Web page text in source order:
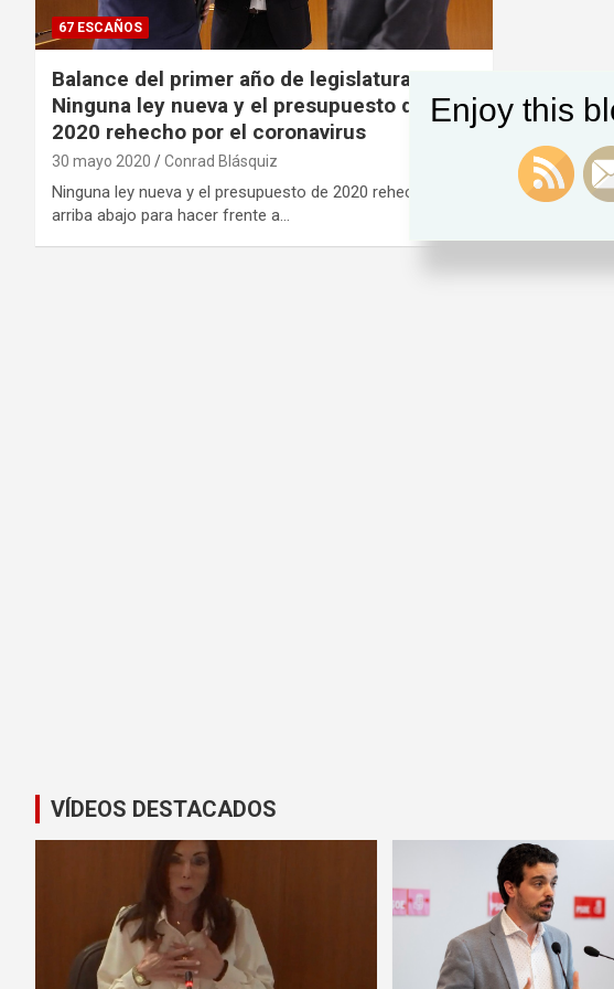
67 ESCAÑOS
Balance del primer año de legislatura:
Ninguna ley nueva y el presupuesto de
2020 rehecho por el coronavirus
30 mayo 2020 Conrad Blásquiz
Ninguna ley nueva y el presupuesto de 2020 rehecho de
arriba abajo para hacer frente a…
VÍDEOS DESTACADOS
Enjoy this